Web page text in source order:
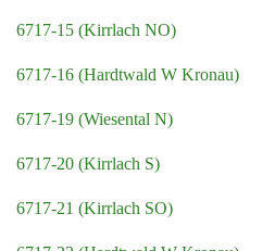
6717-15 (Kirrlach NO)
6717-16 (Hardtwald W Kronau)
6717-19 (Wiesental N)
6717-20 (Kirrlach S)
6717-21 (Kirrlach SO)